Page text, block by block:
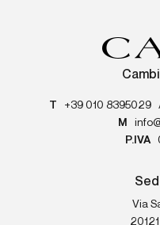
T +39 010 8395029
M
P.IVA
Via
20121